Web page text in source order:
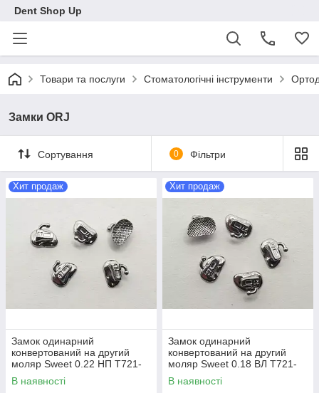
Dent Shop Up
Товари та послуги Стоматологічні інструменти
Замки ORJ
Сортування 0 Фільтри
Хит продаж
Замок одинарний
конвертований на другий
моляр Sweet 0.22 НП T721-
5145S 1 шт
В наявності
Хит продаж
Замок одинарний
конвертований на другий
моляр Sweet 0.18 ВЛ T721-
5125S 1 шт
В наявності